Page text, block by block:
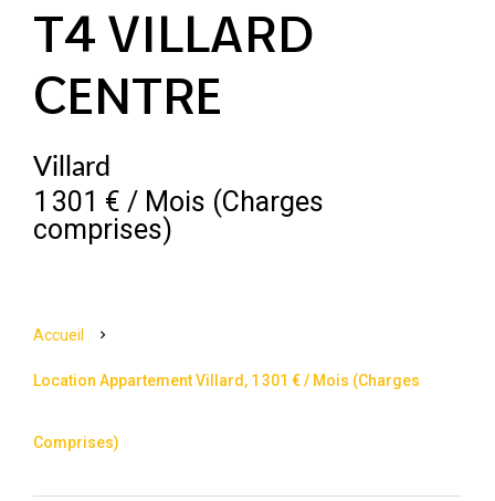
T4 VILLARD
CENTRE
Villard
1 301 € / Mois (Charges
comprises)
Accueil
Location Appartement Villard, 1 301 € / Mois (Charges
Comprises)